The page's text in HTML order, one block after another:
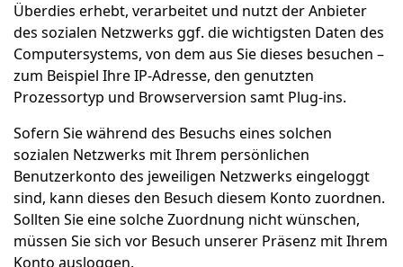
Überdies erhebt, verarbeitet und nutzt der Anbieter
des sozialen Netzwerks ggf. die wichtigsten Daten des
Computersystems, von dem aus Sie dieses besuchen –
zum Beispiel Ihre IP-Adresse, den genutzten
Prozessortyp und Browserversion samt Plug-ins.
Sofern Sie während des Besuchs eines solchen
sozialen Netzwerks mit Ihrem persönlichen
Benutzerkonto des jeweiligen Netzwerks eingeloggt
sind, kann dieses den Besuch diesem Konto zuordnen.
Sollten Sie eine solche Zuordnung nicht wünschen,
müssen Sie sich vor Besuch unserer Präsenz mit Ihrem
Konto ausloggen.